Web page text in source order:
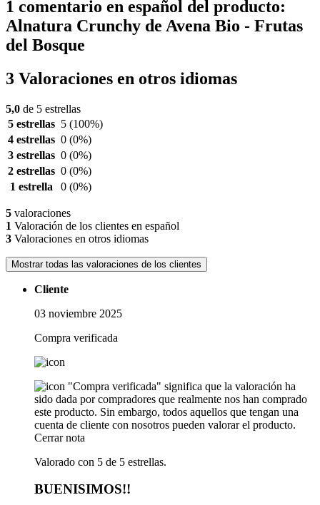
1 comentario en español del producto:
Alnatura Crunchy de Avena Bio - Frutas
del Bosque
3 Valoraciones en otros idiomas
5,0 de 5 estrellas
5 estrellas 5 (100%)
4 estrellas 0 (0%)
3 estrellas 0 (0%)
2 estrellas 0 (0%)
1 estrella
0 (0%)
5 valoraciones
1 Valoración de los clientes en español
3 Valoraciones en otros idiomas
Mostrar todas las valoraciones de los clientes
Cliente
03 noviembre 2025
Compra verificada
"Compra verificada" significa que la valoración ha
sido dada por compradores que realmente nos han comprado
este producto. Sin embargo, todos aquellos que tengan una
cuenta de cliente con nosotros pueden valorar el producto.
Cerrar nota
Valorado con 5 de 5 estrellas.
BUENISIMOS!!